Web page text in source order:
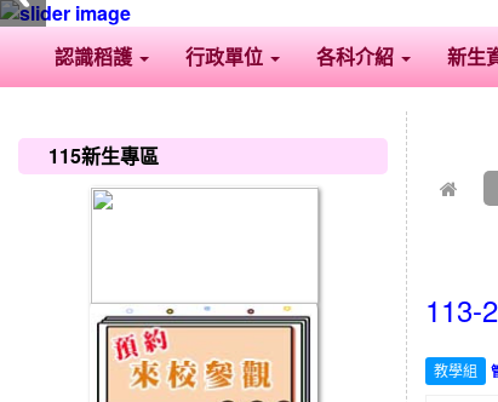
認識稻護 行政單位 各科介紹 新生
113-
教學組
115新生專區